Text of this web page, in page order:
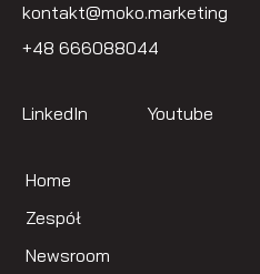
kontakt@moko.marketing
+48 666088044
LinkedIn Youtube
Home
Zespół
Newsroom